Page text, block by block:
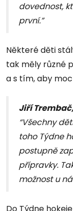
dovednost,
první.”
Některé děti
tak měly různé
a s tím, aby
Jiří
“Všechny
toho Týdne
postupně
přípravky.
možnost u